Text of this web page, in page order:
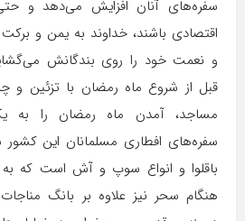
سفره‌های آنان افزایش می‌دهد و
اقتصادی باشند، خداوند به یمن و
و نعمت خود را روی بندگانش
قبل از شروع ماه رمضان با تزئین و
مساجد، آمدن ماه رمضان را به
سفره‌های افطاری مسلمانان این کشور
باقلوا و انواع سوپ و آش است که
هنگام سحر نیز علاوه بر بانگ